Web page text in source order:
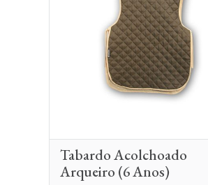
Tabardo Acolchoado
Arqueiro (6 Anos)